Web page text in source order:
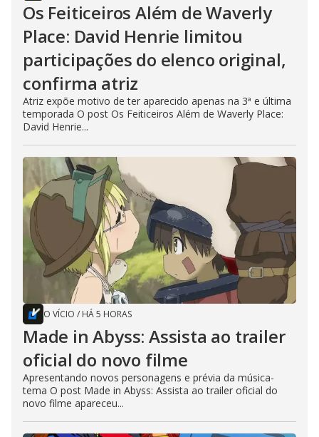
Os Feiticeiros Além de Waverly
Place: David Henrie limitou
participações do elenco original,
confirma atriz
Atriz expõe motivo de ter aparecido apenas na 3ª e última
temporada O post Os Feiticeiros Além de Waverly Place:
David Henrie...
O VÍCIO / HÁ 5 HORAS
Made in Abyss: Assista ao trailer
oficial do novo filme
Apresentando novos personagens e prévia da música-
tema O post Made in Abyss: Assista ao trailer oficial do
novo filme apareceu...